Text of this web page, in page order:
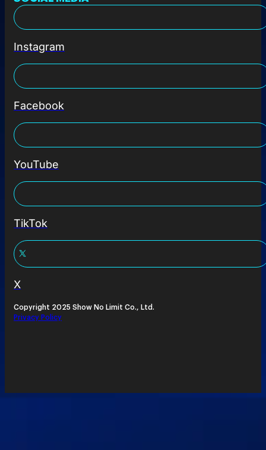
Instagram
Facebook
YouTube
TikTok
X
Copyright 2025 Show No Limit Co., Ltd.
Privacy Policy